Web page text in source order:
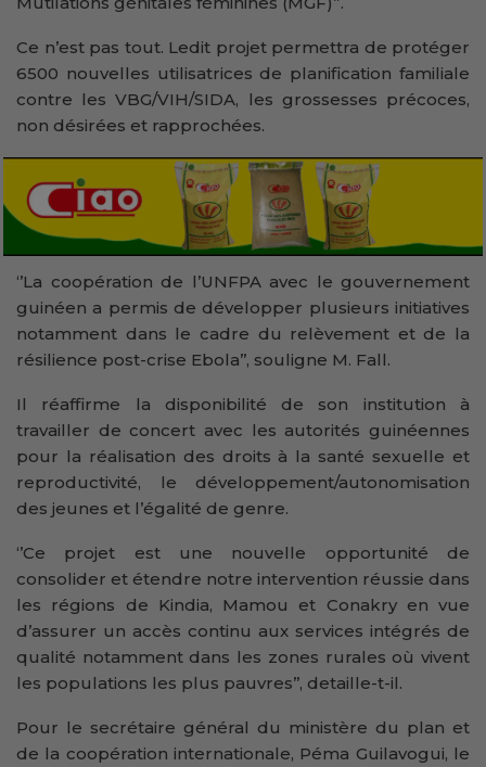
Ce n’est pas tout. Ledit projet permettra de protéger
6500 nouvelles utilisatrices de planification familiale
contre les VBG/VIH/SIDA, les grossesses précoces,
non désirées et rapprochées.
‘’La coopération de l’UNFPA avec le gouvernement
guinéen a permis de développer plusieurs initiatives
notamment dans le cadre du relèvement et de la
résilience post-crise Ebola’’, souligne M. Fall.
Il réaffirme la disponibilité de son institution à
travailler de concert avec les autorités guinéennes
pour la réalisation des droits à la santé sexuelle et
reproductivité, le développement/autonomisation
des jeunes et l’égalité de genre.
‘’Ce projet est une nouvelle opportunité de
consolider et étendre notre intervention réussie dans
les régions de Kindia, Mamou et Conakry en vue
d’assurer un accès continu aux services intégrés de
qualité notamment dans les zones rurales où vivent
les populations les plus pauvres’’, detaille-t-il.
Pour le secrétaire général du ministère du plan et
de la coopération internationale, Péma Guilavogui, le